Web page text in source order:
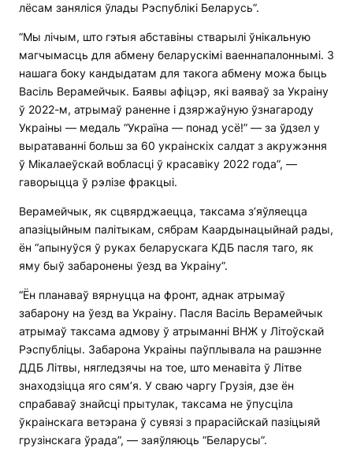
лёсам заняліся ўлады Рэспублікі Беларусь”.
“Мы лічым, што гэтыя абставіны стварылі ўнікальную
магчымасць для абмену беларускімі ваеннапалоннымі. З
нашага боку кандыдатам для такога абмену можа быць
Васіль Верамейчык. Баявы афіцэр, які ваяваў за Украіну
ў 2022-м, атрымаў раненне і дзяржаўную ўзнагароду
Украіны — медаль “Україна — понад усё!” — за ўдзел у
выратаванні больш за 60 украінскіх салдат з акружэння
ў Мікалаеўскай вобласці ў красавіку 2022 года”, —
гаворыцца ў рэлізе фракцыі.
Верамейчык, як сцвярджаецца, таксама з’яўляецца
апазіцыйным палітыкам, сябрам Каардынацыйнай рады,
ён “апынуўся ў руках беларускага КДБ пасля таго, як
яму быў забаронены ўезд ва Украіну”.
“Ён планаваў вярнуцца на фронт, аднак атрымаў
забарону на ўезд ва Украіну. Пасля Васіль Верамейчык
атрымаў таксама адмову ў атрыманні ВНЖ у Літоўскай
Рэспубліцы. Забарона Украіны паўплывала на рашэнне
ДДБ Літвы, нягледзячы на тое, што менавіта ў Літве
знаходзіцца яго сям’я. У сваю чаргу Грузія, дзе ён
спрабаваў знайсці прытулак, таксама не ўпусціла
ўкраінскага ветэрана ў сувязі з прарасійскай пазіцыяй
грузінскага ўрада”, — заяўляюць “Беларусы”.